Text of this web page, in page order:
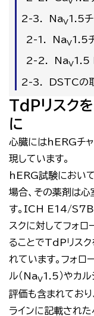
NaV1.5チ
NaV1.5
NaV1.5
DSTCの
TdPリスク
に
心臓にはhERGチ
現しています。
hERG試験におい
場合、その薬剤は
す。 ICH E14/S7B
スクに対してフォ
ることでTdPリス
れています。フォロ
ル（ NaV1.5 ）やカ
評価も含まれており
ラインに記載された